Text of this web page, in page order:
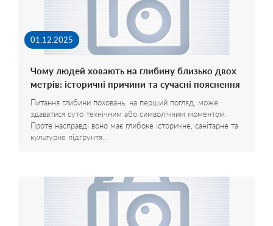
01.12.2025
Чому людей ховають на глибину близько двох
метрів: історичні причини та сучасні пояснення
Питання глибини поховань, на перший погляд, може
здаватися суто технічним або символічним моментом.
Проте насправді воно має глибоке історичне, санітарне та
культурне підґрунтя…